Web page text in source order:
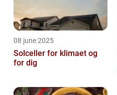
08 june 2025
Solceller for klimaet og
for dig